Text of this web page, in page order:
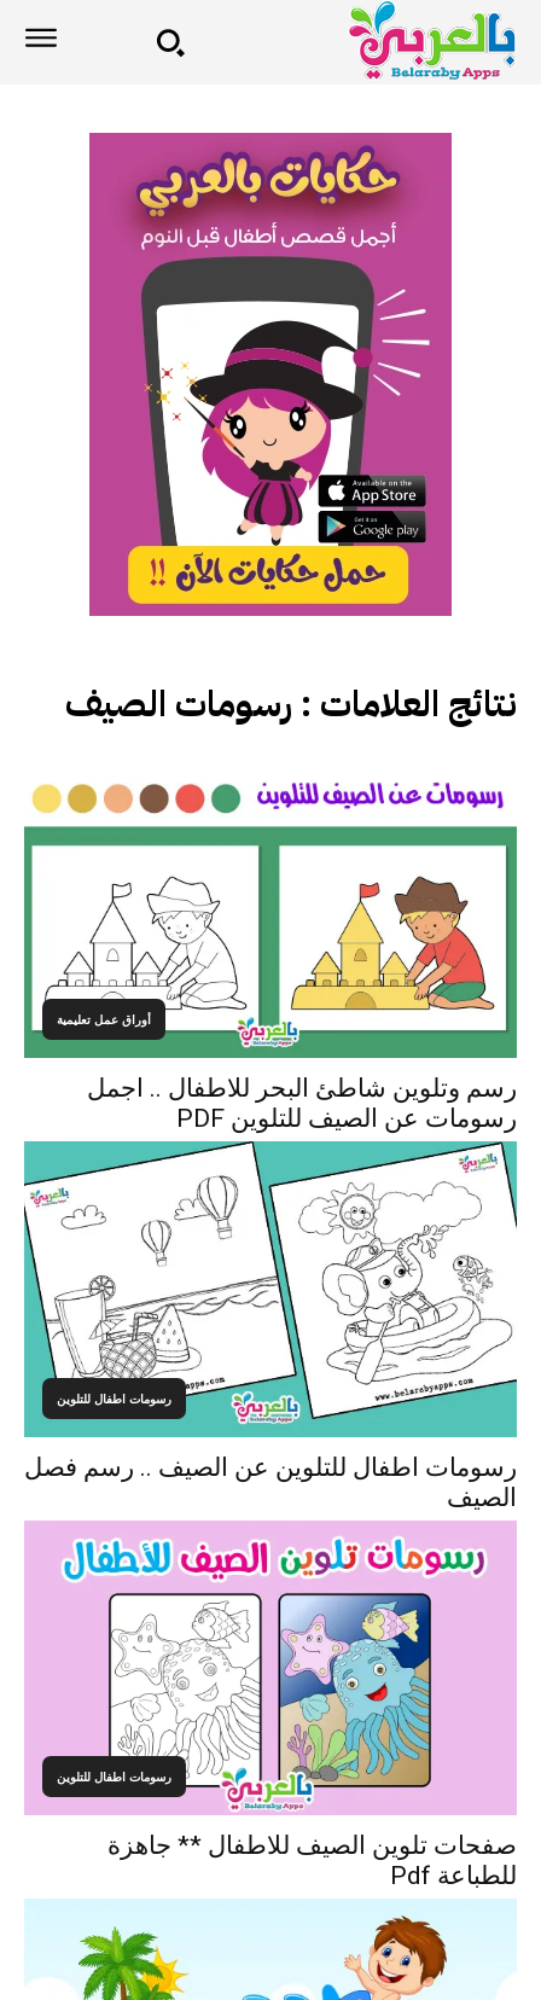
نتائج العلامات : رسومات الصيف
أوراق عمل تعليمية
رسم وتلوين شاطئ البحر للاطفال .. اجمل
رسومات عن الصيف للتلوين PDF
رسومات اطفال للتلوين
رسومات اطفال للتلوين عن الصيف .. رسم فصل
الصيف
رسومات اطفال للتلوين
صفحات تلوين الصيف للاطفال ** جاهزة
للطباعة Pdf